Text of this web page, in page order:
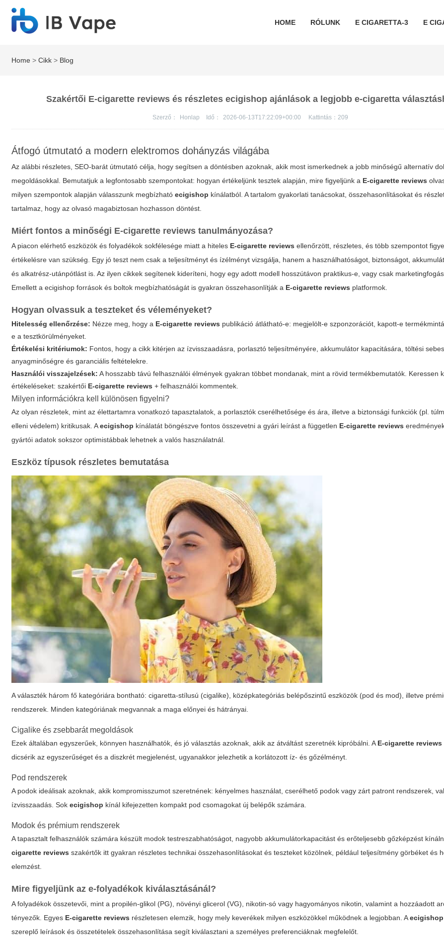
HOME RÓLUNK E CIGARETTA-3 E
Home >Cikk > Blog
Szakértői E-cigarette reviews és részletes ecigishop ajánlások a legjobb e-cigaretta
Szerző： Honlap Idő： 2026-06-13T17:22:09+00:00 Kattintás：209
Átfogó útmutató a modern elektromos dohányzás világába
Az alábbi részletes, SEO-barát útmutató célja, hogy segítsen a döntésben azoknak, akik most ismerkednek a jobb minőségű alternatív
megoldásokkal. Bemutatjuk a legfontosabb szempontokat: hogyan értékeljünk tesztek alapján, mire figyeljünk a E-cigarette reviews
milyen szempontok alapján válasszunk megbízhatóecigishop kínálatból. A tartalom gyakorlati tanácsokat, összehasonlításokat és
tartalmaz, hogy az olvasó magabiztosan hozhasson döntést.
Miért fontos a minőségi E-cigarette reviews tanulmányozása?
A piacon elérhető eszközök és folyadékok sokfélesége miatt a hiteles E-cigarette reviews ellenőrzött, részletes, és több szempontot
értékelésre van szükség. Egy jó teszt nem csak a teljesítményt és ízélményt vizsgálja, hanem a használhatóságot, biztonságot,
és alkatrész-utánpótlást is. Az ilyen cikkek segítenek kideríteni, hogy egy adott modell hosszútávon praktikus-e, vagy csak
Emellett aecigishop források és boltok megbízhatóságát is gyakran összehasonlítják a E-cigarette reviews platformok.
Hogyan olvassuk a teszteket és véleményeket?
Hitelesség ellenőrzése: Nézze meg, hogy a E-cigarette reviews publikáció átlátható-e: megjelölt-e szponzorációt, kapott-e
e a tesztkörülményeket.
Értékelési kritériumok: Fontos, hogy a cikk kitérjen az ízvisszaadásra, porlasztó teljesítményére, akkumulátor kapacitására, töltési
anyagminőségre és garanciális feltételekre.
Használói visszajelzések: A hosszabb távú felhasználói élmények gyakran többet mondanak, mint a rövid termékbemutatók. Keressen
értékeléseket: szakértői E-cigarette reviews + felhasználói kommentek.
Milyen információkra kell különösen figyelni?
Az olyan részletek, mint az élettartamra vonatkozó tapasztalatok, a porlasztók cserélhetősége és ára, illetve a biztonsági funkciók (pl.
elleni védelem) kritikusak. Aecigishop kínálatát böngészve fontos összevetni a gyári leírást a független E-cigarette reviews
gyártói adatok sokszor optimistábbak lehetnek a valós használatnál.
Eszköz típusok részletes bemutatása
A választék három fő kategóriára bontható: cigaretta-stílusú (cigalike), középkategóriás belépőszintű eszközök (pod és mod), illetve
rendszerek. Minden kategóriának megvannak a maga előnyei és hátrányai.
Cigalike és zsebbarát megoldások
Ezek általában egyszerűek, könnyen használhatók, és jó választás azoknak, akik az átváltást szeretnék kipróbálni. A E-cigarette reviews
dicsérik az egyszerűséget és a diszkrét megjelenést, ugyanakkor jelezhetik a korlátozott íz- és gőzélményt.
Pod rendszerek
A podok ideálisak azoknak, akik kompromisszumot szeretnének: kényelmes használat, cserélhető podok vagy zárt patront rendszerek,
ízvisszaadás. Sokecigishop kínál kifejezetten kompakt pod csomagokat új belépők számára.
Modok és prémium rendszerek
A tapasztalt felhasználók számára készült modok testreszabhatóságot, nagyobb akkumulátorkapacitást és erőteljesebb gőzképzést
cigarette reviews szakértők itt gyakran részletes technikai összehasonlításokat és teszteket közölnek, például teljesítmény görbéket és
elemzést.
Mire figyeljünk az e-folyadékok kiválasztásánál?
A folyadékok összetevői, mint a propilén-glikol (PG), növényi glicerol (VG), nikotin-só vagy hagyományos nikotin, valamint a hozzáadott
tényezők. Egyes E-cigarette reviews részletesen elemzik, hogy mely keverékek milyen eszközökkel működnek a legjobban. Aecigishop
szereplő leírások és összetételek összehasonlítása segít kiválasztani a személyes preferenciáknak megfelelőt.